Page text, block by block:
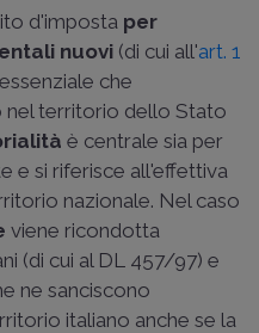
d'imposta per
nuovi (di cui all'art. 1
che
nel territorio dello Stato
è centrale sia per
e si riferisce all'effettiva
nazionale. Nel caso
viene ricondotta
(di cui al DL 457/97) e
ne sanciscono
italiano anche se la